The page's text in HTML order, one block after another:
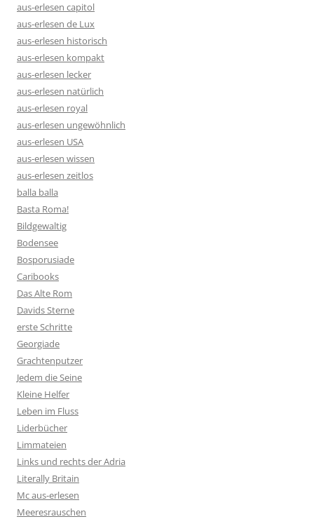
aus-erlesen capitol
aus-erlesen de Lux
aus-erlesen historisch
aus-erlesen kompakt
aus-erlesen lecker
aus-erlesen natürlich
aus-erlesen royal
aus-erlesen ungewöhnlich
aus-erlesen USA
aus-erlesen wissen
aus-erlesen zeitlos
balla balla
Basta Roma!
Bildgewaltig
Bodensee
Bosporusiade
Caribooks
Das Alte Rom
Davids Sterne
erste Schritte
Georgiade
Grachtenputzer
Jedem die Seine
Kleine Helfer
Leben im Fluss
Liderbücher
Limmateien
Links und rechts der Adria
Literally Britain
Mc aus-erlesen
Meeresrauschen